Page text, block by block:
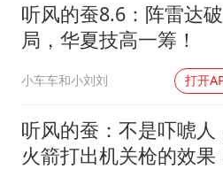
听风的蚕8.6：阵雷达破
局，华夏技高一筹！
小车车和小刘刘 打开
听风的蚕：不是吓唬人
火箭打出机关枪的效果